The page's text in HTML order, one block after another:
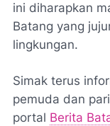
ini diharapkan
Batang yang
lingkungan.
Simak terus
pemuda dan
portal Berita